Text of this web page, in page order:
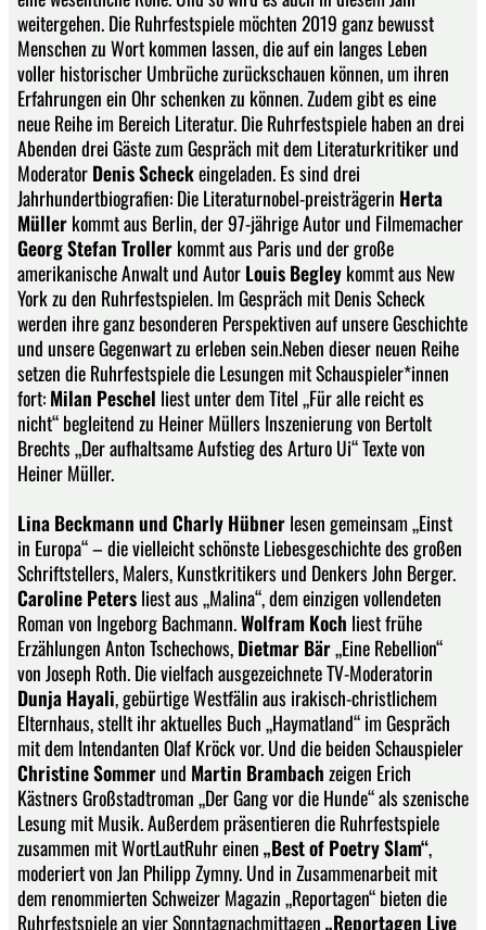
weitergehen. Die Ruhrfestspiele möchten 2019 ganz bewusst
Menschen zu Wort kommen lassen, die auf ein langes Leben
voller historischer Umbrüche zurückschauen können, um ihren
Erfahrungen ein Ohr schenken zu können. Zudem gibt es eine
neue Reihe im Bereich Literatur. Die Ruhrfestspiele haben an drei
Abenden drei Gäste zum Gespräch mit dem Literaturkritiker und
ModeratorDenis Scheckeingeladen. Es sind drei
Jahrhundertbiografien: Die Literaturnobel-preisträgerin Herta
Müllerkommt aus Berlin, der 97-jährige Autor und Filmemacher
Georg Stefan Trollerkommt aus Paris und der große
amerikanische Anwalt und AutorLouis Begleykommt aus New
York zu den Ruhrfestspielen. Im Gespräch mit Denis Scheck
werden ihre ganz besonderen Perspektiven auf unsere Geschichte
und unsere Gegenwart zu erleben sein.Neben dieser neuen Reihe
setzen die Ruhrfestspiele die Lesungen mit Schauspieler*innen
fort:Milan Peschel liest unter dem Titel „Für alle reicht es
nicht“ begleitend zu Heiner Müllers Inszenierung von Bertolt
Brechts „Der aufhaltsame Aufstieg des Arturo Ui“ Texte von
Heiner Müller.
Lina Beckmann und Charly Hübnerlesen gemeinsam „Einst
in Europa“ – die vielleicht schönste Liebesgeschichte des großen
Schriftstellers, Malers, Kunstkritikers und Denkers John Berger.
Caroline Petersliest aus „Malina“, dem einzigen vollendeten
Roman von Ingeborg Bachmann.Wolfram Koch liest frühe
Erzählungen Anton Tschechows,Dietmar Bär„Eine Rebellion“
von Joseph Roth. Die vielfach ausgezeichnete TV-Moderatorin
Dunja Hayali, gebürtige Westfälin aus irakisch-christlichem
Elternhaus, stellt ihr aktuelles Buch „Haymatland“ im Gespräch
mit dem Intendanten Olaf Kröck vor. Und die beiden Schauspieler
Christine Sommerund Martin Brambachzeigen Erich
Kästners Großstadtroman „Der Gang vor die Hunde“ als szenische
Lesung mit Musik. Außerdem präsentieren die Ruhrfestspiele
zusammen mit WortLautRuhr einen„Best of Poetry Slam“,
moderiert von Jan Philipp Zymny. Und in Zusammenarbeit mit
dem renommierten Schweizer Magazin „Reportagen“ bieten die
Ruhrfestspiele an vier Sonntagnachmittagen„Reportagen Live